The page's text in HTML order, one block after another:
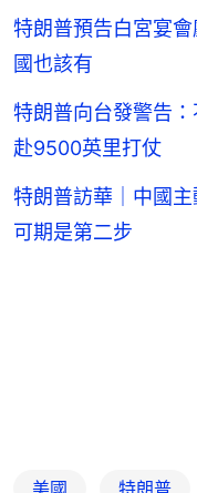
特朗普預告白宮宴
國也該有
特朗普向台發警告
赴9500英里打仗
特朗普訪華｜中國
可期是第二步